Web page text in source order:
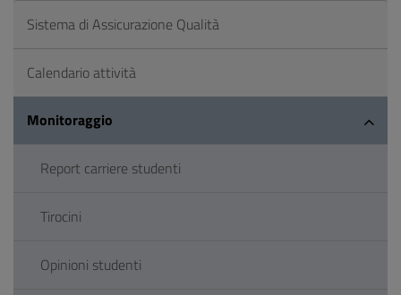
Sistema di Assicurazione Qualità
Calendario attività
Monitoraggio
Report carriere studenti
Tirocini
Opinioni studenti